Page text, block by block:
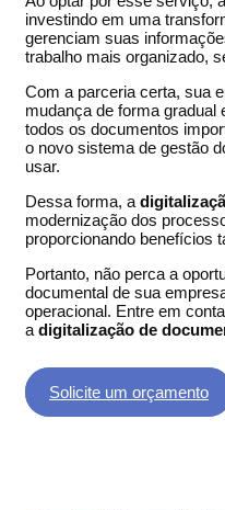
investindo em uma
gerenciam suas
trabalho mais organizado,
Com a parceria certa, sua
mudança de forma gradual
todos os documentos
o novo sistema de gestão
usar.
Dessa forma, a
modernização dos
proporcionando benefícios
Portanto, não perca a
documental de sua
operacional. Entre em
a digitalização de
Solicite um orçamento